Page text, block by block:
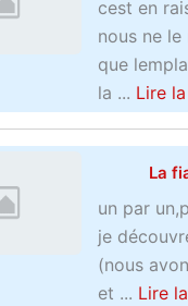
cest en
nous ne
que
la ... Lire
La
un par
je
(nous
et ... Lire